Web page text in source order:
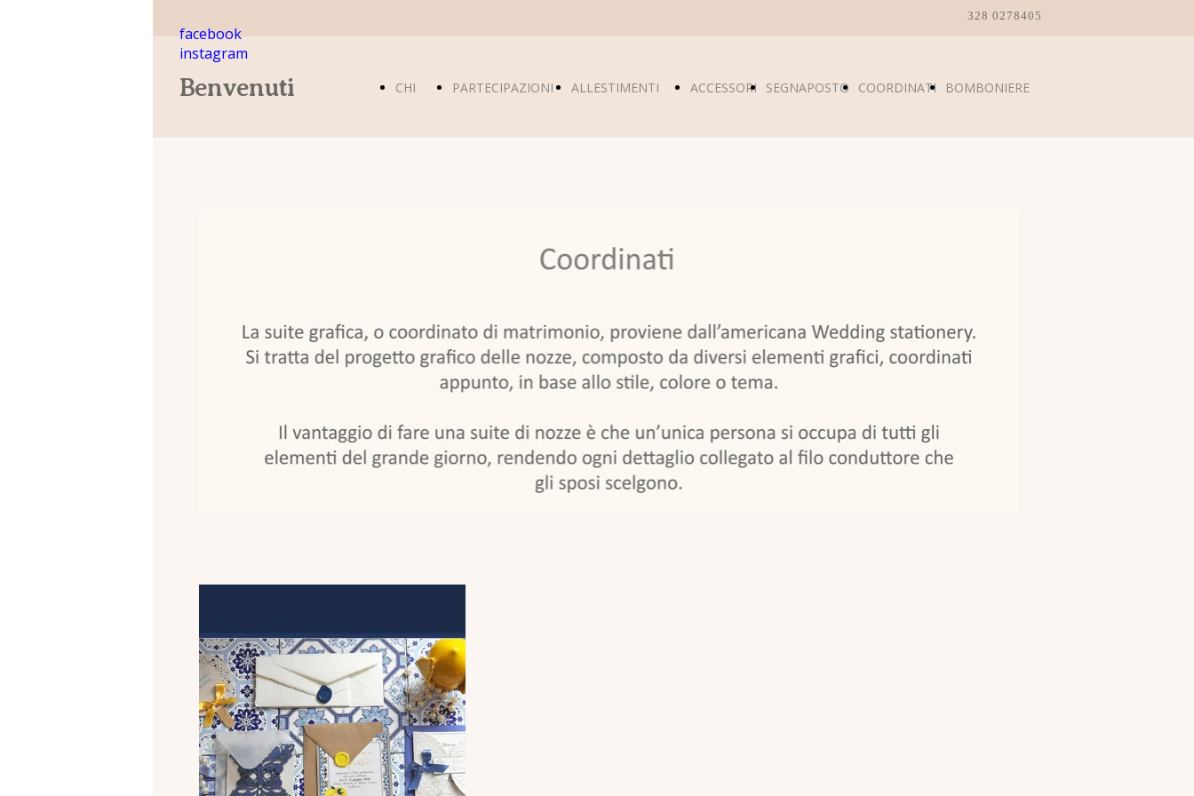
facebook
instagram
328 0278405
CHI PARTECIPAZIONI ALLESTIMENTI ACCESSORI SEGNAPOSTO COORDINATI BOMBONIERE
Benvenuti